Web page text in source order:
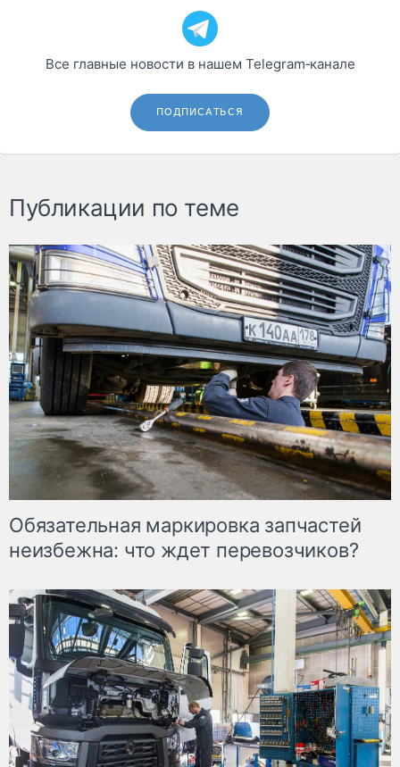
Все главные новости в нашем Telegram‑канале
ПОДПИСАТЬСЯ
Публикации по теме
Обязательная маркировка запчастей
неизбежна: что ждет перевозчиков?